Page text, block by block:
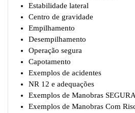
Estabilidade lateral
Centro de gravidade
Empilhamento
Desempilhamento
Operação segura
Capotamento
Exemplos de acidentes
NR 12 e adequações
Exemplos de Manobras
Exemplos de Manobras Com